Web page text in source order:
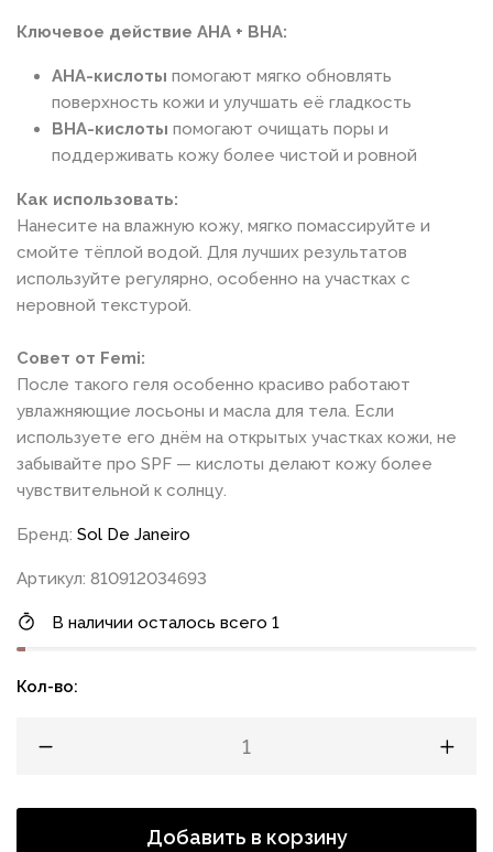
Ключевое действие AHA + BHA:
AHA-кислоты помогают мягко обновлять
поверхность кожи и улучшать её гладкость
BHA-кислоты помогают очищать поры и
поддерживать кожу более чистой и ровной
Как использовать:
Нанесите на влажную кожу, мягко помассируйте и
смойте тёплой водой. Для лучших результатов
используйте регулярно, особенно на участках с
неровной текстурой.
Совет от Femi:
После такого геля особенно красиво работают
увлажняющие лосьоны и масла для тела. Если
используете его днём на открытых участках кожи, не
забывайте про SPF — кислоты делают кожу более
чувствительной к солнцу.
Бренд: Sol De Janeiro
Артикул: 810912034693
В наличии осталось всего 1
Кол-во:
Добавить в корзину